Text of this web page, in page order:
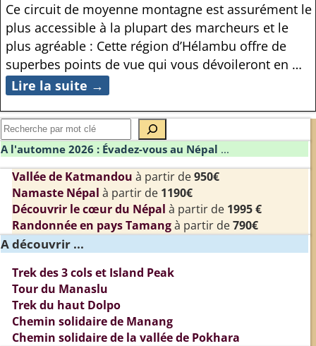
Ce circuit de moyenne montagne est assurément le
plus accessible à la plupart des marcheurs et le
plus agréable : Cette région d’Hélambu offre de
superbes points de vue qui vous dévoileront en …
Lire la suite →
A l'automne 2026 : Évadez-vous au Népal ...
Vallée de Katmandou à partir de950€
Namaste Népal à partir de 1190€
Découvrir le cœur du Népal à partir de 1995 €
Randonnée en pays Tamangà partir de790€
A découvrir ...
Trek des 3 cols et Island Peak
Tour du Manaslu
Trek du haut Dolpo
Chemin solidaire de Manang
Chemin solidaire de la vallée de Pokhara